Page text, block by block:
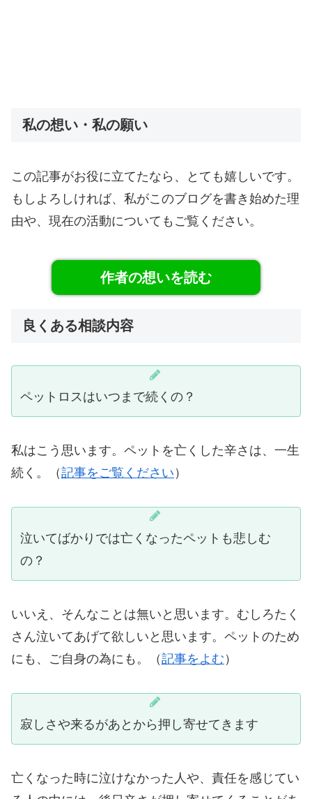
私の想い・私の願い
この記事がお役に立てたなら、とても嬉しいです。
もしよろしければ、私がこのブログを書き始めた理
由や、現在の活動についてもご覧ください。
作者の想いを読む
良くある相談内容
ペットロスはいつまで続くの？
私はこう思います。ペットを亡くした辛さは、一生
続く。（記事をご覧ください ）
泣いてばかりでは亡くなったペットも悲しむ
の？
いいえ、そんなことは無いと思います。むしろたく
さん泣いてあげて欲しいと思います。ペットのため
にも、ご自身の為にも。（記事をよむ ）
寂しさや来るがあとから押し寄せてきます
亡くなった時に泣けなかった人や、責任を感じてい